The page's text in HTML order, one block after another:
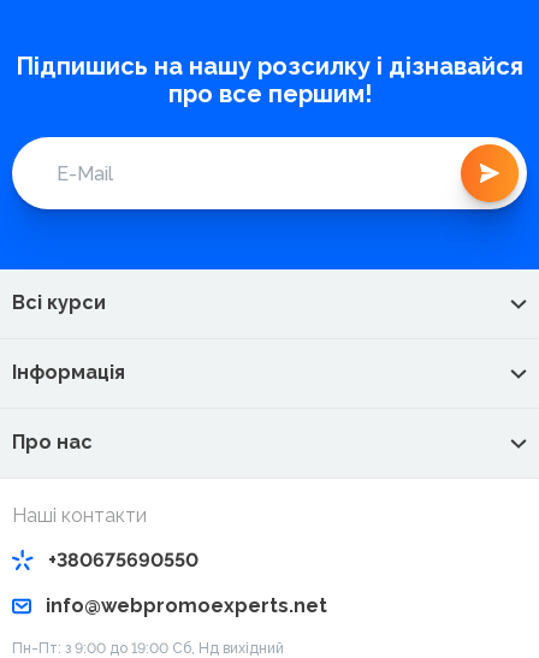
Підпишись на нашу розсилку і дізнавайся
про все першим!
Всі курси
Інформація
Про нас
Наші контакти
+380675690550
info@webpromoexperts.net
Пн-Пт: з 9:00 до 19:00 Cб, Нд вихідний